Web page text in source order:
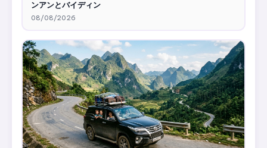
ンアンとバイディン
08/08/2026